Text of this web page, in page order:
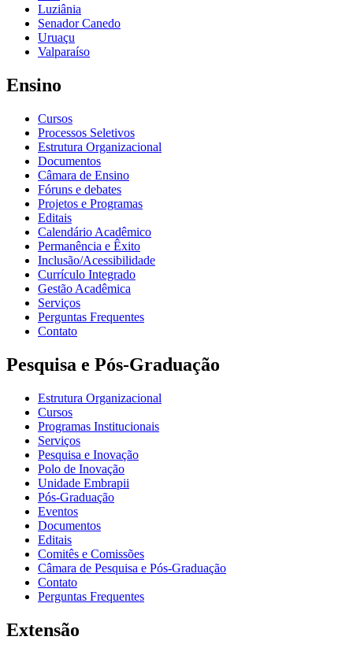
Luziânia
Senador Canedo
Uruaçu
Valparaíso
Ensino
Cursos
Processos Seletivos
Estrutura Organizacional
Documentos
Câmara de Ensino
Fóruns e debates
Projetos e Programas
Editais
Calendário Acadêmico
Permanência e Êxito
Inclusão/Acessibilidade
Currículo Integrado
Gestão Acadêmica
Serviços
Perguntas Frequentes
Contato
Pesquisa e Pós-Graduação
Estrutura Organizacional
Cursos
Programas Institucionais
Serviços
Pesquisa e Inovação
Polo de Inovação
Unidade Embrapii
Pós-Graduação
Eventos
Documentos
Editais
Comitês e Comissões
Câmara de Pesquisa e Pós-Graduação
Contato
Perguntas Frequentes
Extensão